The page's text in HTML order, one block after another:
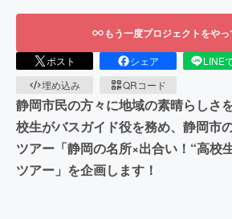
もう一度プロジェクトをや
ポスト シェア LINE
埋め込み
QRコード
静岡市民の方々に地域の素晴らしさ
校生がバスガイド役を務め、静岡市
ツアー「静岡の名所×出合い！“高校
ツアー」を企画します！